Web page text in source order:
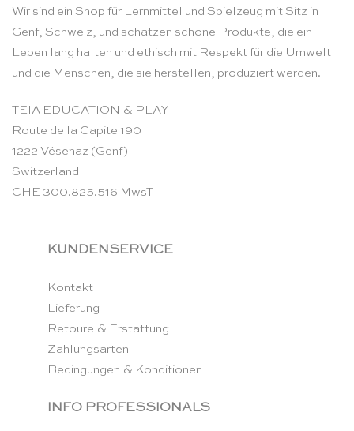
Wir sind ein Shop für Lernmittel und Spielzeug mit Sitz in
Genf, Schweiz, und schätzen schöne Produkte, die ein
Leben lang halten und ethisch mit Respekt für die Umwelt
und die Menschen, die sie herstellen, produziert werden.
TEIA EDUCATION & PLAY
Route de la Capite 190
1222 Vésenaz (Genf)
Switzerland
CHE-300.825.516 MwsT
KUNDENSERVICE
Kontakt
Lieferung
Retoure & Erstattung
Zahlungsarten
Bedingungen & Konditionen
INFO PROFESSIONALS